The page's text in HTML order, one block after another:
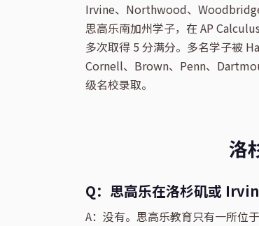
Irvine、Northwood、
思高乐南加州学子，在 AP
多次取得 5 分满分。多名学子被
Cornell、Brown、Penn、
级名校录取。
洛
Q：思高乐在洛杉矶或
A：没有。思高乐教育只有一所位